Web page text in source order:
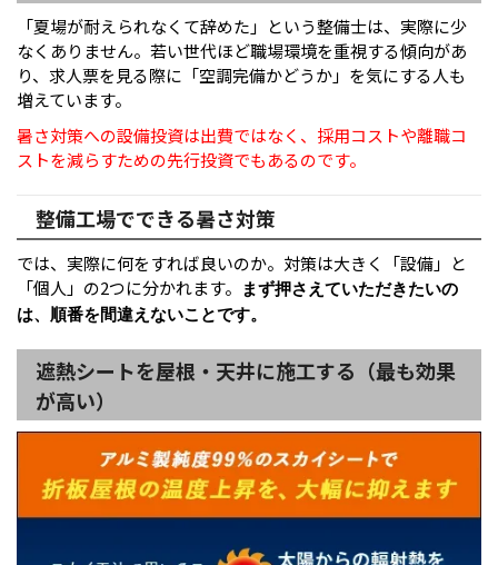
「夏場が耐えられなくて辞めた」という整備士は、実際に少
なくありません。若い世代ほど職場環境を重視する傾向があ
り、求人票を見る際に「空調完備かどうか」を気にする人も
増えています。
暑さ対策への設備投資は出費ではなく、採用コストや離職コ
ストを減らすための先行投資でもあるのです。
整備工場でできる暑さ対策
では、実際に何をすれば良いのか。対策は大きく「設備」と
「個人」の2つに分かれます。
まず押さえていただきたいの
は、順番を間違えないことです。
遮熱シートを屋根・天井に施工する（最も効果
が高い）